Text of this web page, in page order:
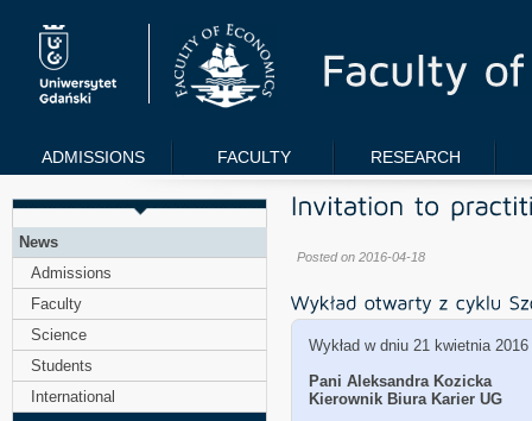
ADMISSIONS FACULTY RESEARCH
News
Admissions
Faculty
Science
Students
International
Posted on 2016-04-18
Wykład w dniu 21 kwietnia
Pani Aleksandra Kozicka
Kierownik Biura Karier UG